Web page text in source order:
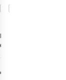
Nikwax
Onderhoud
Nubuck & Suède
€10,50